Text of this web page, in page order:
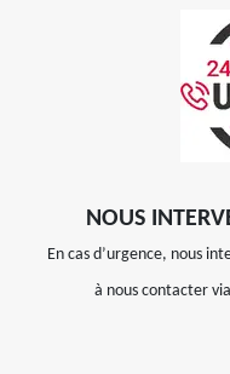
NOUS
En cas d’urgence, nous
à nous contacter